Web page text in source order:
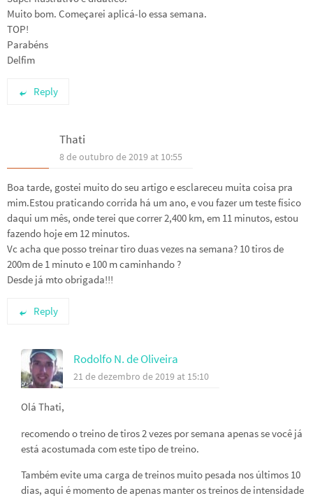
Muito bom. Começarei aplicá-lo essa semana.
TOP!
Parabéns
Delfim
Reply
Thati
8 de outubro de 2019 at 10:55
Boa tarde, gostei muito do seu artigo e esclareceu muita coisa pra
mim.Estou praticando corrida há um ano, e vou fazer um teste físico
daqui um mês, onde terei que correr 2,400 km, em 11 minutos, estou
fazendo hoje em 12 minutos.
Vc acha que posso treinar tiro duas vezes na semana? 10 tiros de
200m de 1 minuto e 100 m caminhando ?
Desde já mto obrigada!!!
Reply
Rodolfo N. de Oliveira
21 de dezembro de 2019 at 15:10
Olá Thati,
recomendo o treino de tiros 2 vezes por semana apenas se você já
está acostumada com este tipo de treino.
Também evite uma carga de treinos muito pesada nos últimos 10
dias, aqui é momento de apenas manter os treinos de intensidade